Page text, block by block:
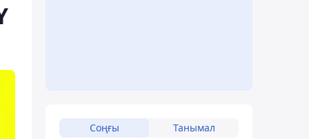
Соңғы Танымал